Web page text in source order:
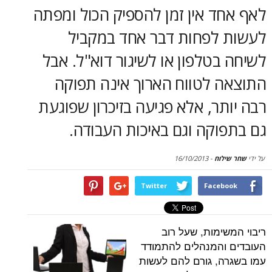
אין זמן להספיק הכול ומפתה
דבר אחד במקביל
או לשיגור דוא"ל. אבל
לטווח הארוך אינה תפוקה
אלא פגיעה בזיכרון שפוגעת
וגם באיכות העבודה.
-
16/10/2013
Twitter
שעל רוב
להתמודד
גורם להם לעשות